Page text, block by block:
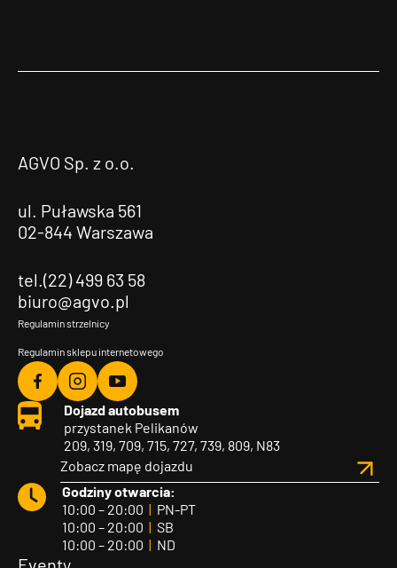
AGVO Sp. z o.o.
ul. Puławska 561
02-844 Warszawa
tel.(22) 499 63 58
biuro@agvo.pl
Regulamin strzelnicy
Regulamin sklepu internetowego
Agvo
Facebook
Agvo
Instagram
Agvo
YouTube
Dojazd autobusem
przystanek Pelikanów
209, 319, 709, 715, 727, 739, 809, N83
Zobacz mapę dojazdu
Godziny otwarcia:
10:00 – 20:00 | PN-PT
10:00 – 20:00 | SB
10:00 – 20:00 | ND